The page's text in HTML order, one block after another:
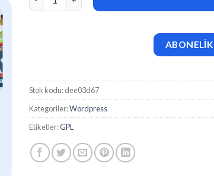
ÖZEL
WP Rocket (v3.21.2) Caching
Plugin for WordPress
SEPETE EKLE
Stok kodu:dee03d67
Kategoriler:Wordpress
Etiketler:GPL